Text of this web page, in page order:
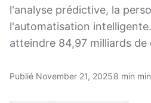
l'analyse prédictive, la
l'automatisation
atteindre 84,97 milliards de
Publié November 21, 20258 min